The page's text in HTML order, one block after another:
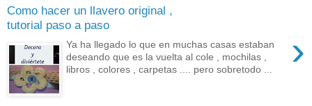
Como hacer un llavero original ,
tutorial paso a paso
›
Ya ha llegado lo que en muchas casas estaban
deseando que es la vuelta al cole , mochilas ,
libros , colores , carpetas .... pero sobretodo ...